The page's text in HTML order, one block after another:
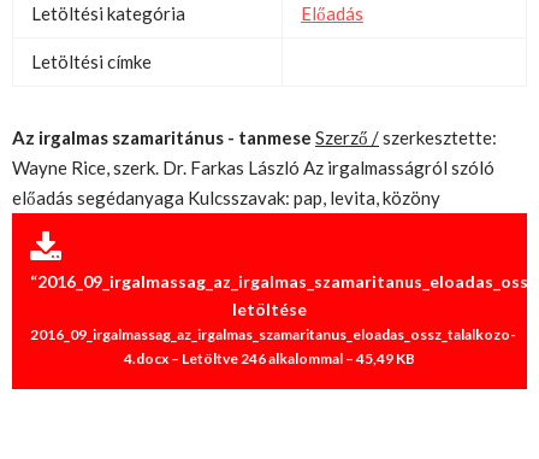
Letöltési kategória Előadás
Letöltési címke
Az irgalmas szamaritánus - tanmese Szerző /szerkesztette:
Wayne Rice, szerk. Dr. Farkas László Az irgalmasságról szóló
előadás segédanyaga Kulcsszavak: pap, levita, közöny
letöltése
2016_09_irgalmassag_az_irgalmas_szamaritanus_eloadas_ossz_talalkozo-
4.docx – Letöltve 246 alkalommal – 45,49 KB